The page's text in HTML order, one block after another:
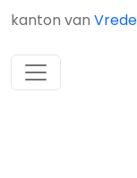
kanton van